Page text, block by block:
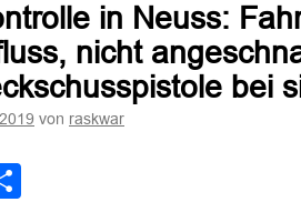
in Neuss:
nicht
bei
von raskwar